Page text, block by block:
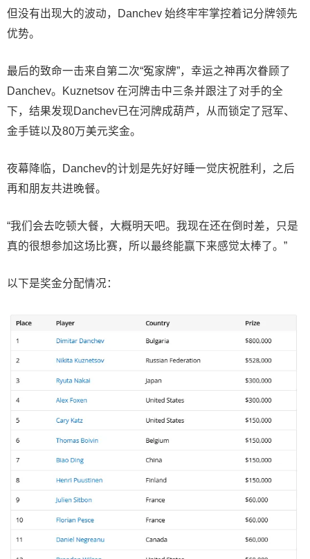
但没有出现大的波动，Danchev 始终牢牢掌控着记分牌领先
优势。
最后的致命一击来自第二次“冤家牌”，幸运之神再次眷顾了
Danchev。Kuznetsov 在河牌击中三条并跟注了对手的全
下，结果发现Danchev已在河牌成葫芦，从而锁定了冠军、
金手链以及80万美元奖金。
夜幕降临，Danchev的计划是先好好睡一觉庆祝胜利，之后
再和朋友共进晚餐。
“我们会去吃顿大餐，大概明天吧。我现在还在倒时差，只是
真的很想参加这场比赛，所以最终能赢下来感觉太棒了。”
以下是奖金分配情况：